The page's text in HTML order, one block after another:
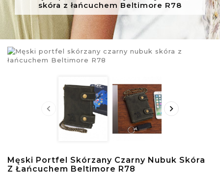
skóra z łańcuchem Beltimore R78
 
Męski Portfel Skórzany Czarny Nubuk Skóra
Z Łańcuchem Beltimore R78